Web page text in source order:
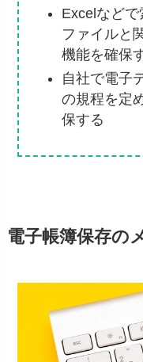
Excelなど
ファイルと
機能を確保
自社で電子
の規程を定
保する
電子帳簿保存の